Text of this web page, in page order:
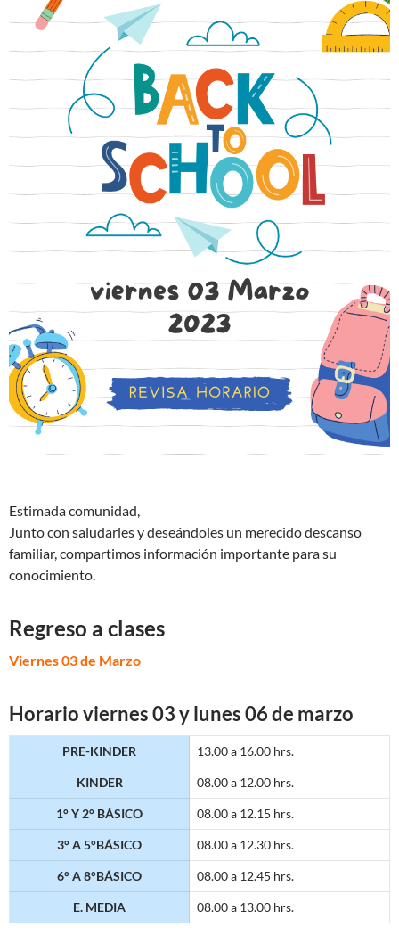
Estimada comunidad,
Junto con saludarles y deseándoles un merecido descanso
familiar, compartimos información importante para su
conocimiento.
Regreso a clases
Viernes 03 de Marzo
Horario viernes 03 y lunes 06 de marzo
PRE-KINDER 13.00 a 16.00 hrs.
KINDER 08.00 a 12.00 hrs.
1° Y 2° BÁSICO 08.00 a 12.15 hrs.
3° A 5°BÁSICO 08.00 a 12.30 hrs.
6° A 8°BÁSICO 08.00 a 12.45 hrs.
E. MEDIA 08.00 a 13.00 hrs.